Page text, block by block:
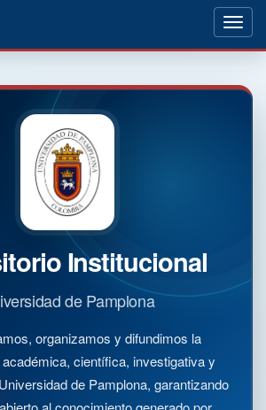
Institucional
de Pamplona
organizamos y difundimos la
científica, investigativa y
de Pamplona, garantizando